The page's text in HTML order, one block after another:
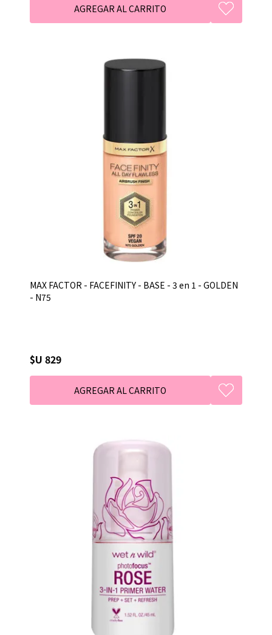
MAX FACTOR - FACEFINITY - BASE - 3 en 1 - GOLDEN
- N75
$U 829